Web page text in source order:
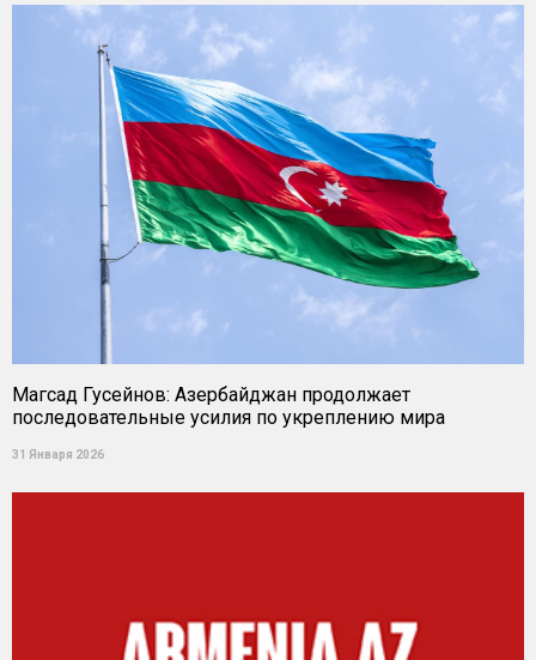
Магсад Гусейнов: Азербайджан продолжает
последовательные усилия по укреплению мира
31 Января 2026